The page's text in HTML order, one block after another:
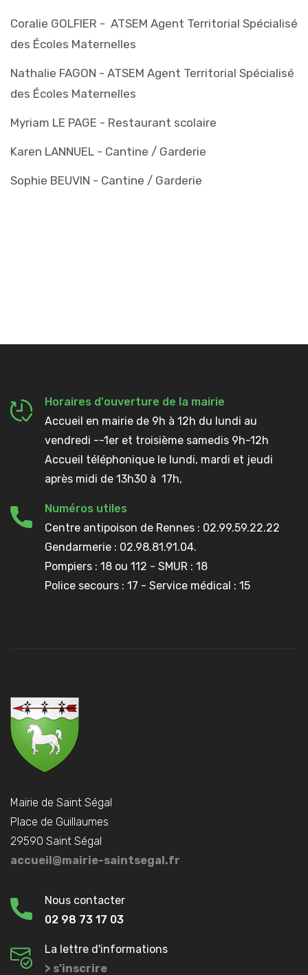
Coralie GOLFIER - ATSEM Agent Territorial Spécialisé
des Écoles Maternelles
Nathalie FAGON - ATSEM Agent Territorial Spécialisé
des Écoles Maternelles
Myriam LE PAGE - Restaurant scolaire
Karen LANNUEL - Cantine / Garderie
Sophie BEUVIN - Cantine / Garderie
Horaires d'ouverture de la mairie
Accueil en mairie de 9h à 12h du lundi au
vendredi --1er et troisième samedis 9h-12h
Accueil téléphonique le lundi, mardi et jeudi
après midi de 13h30 à 17h,
Numéros utiles
Centre antipoison de Rennes : 02.99.59.22.22
Gendarmerie : 02.98.81.91.04.
Pompiers : 18 ou 112 - SMUR : 18
Police secours : 17 - Service médical : 15
Mairie de Saint Ségal
Place de Guillaumes
29590 Saint Ségal
accueil@mairie-saintsegal.fr
Nous contacter
02 98 73 17 03
La lettre d'informations
> s'inscrire